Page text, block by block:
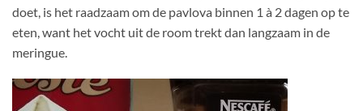
doet, is het raadzaam om de pavlova binnen 1 à 2 dagen op te
eten, want het vocht uit de room trekt dan langzaam in de
meringue.